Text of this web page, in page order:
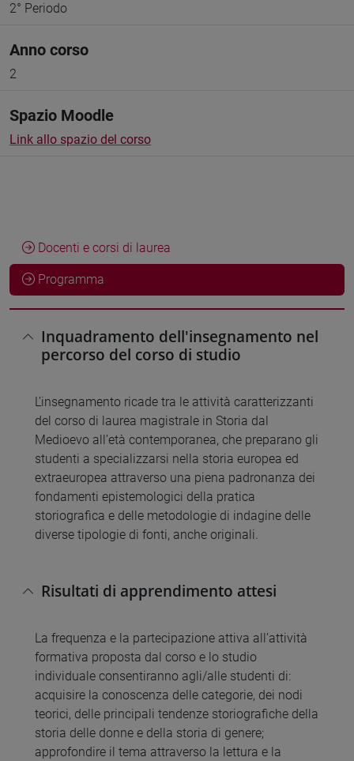
2° Periodo
Anno corso
2
Spazio Moodle
Link allo spazio del corso
Docenti e corsi di laurea
Programma
Inquadramento dell'insegnamento nel
percorso del corso di studio
L’insegnamento ricade tra le attività caratterizzanti
del corso di laurea magistrale in Storia dal
Medioevo all’età contemporanea, che preparano gli
studenti a specializzarsi nella storia europea ed
extraeuropea attraverso una piena padronanza dei
fondamenti epistemologici della pratica
storiografica e delle metodologie di indagine delle
diverse tipologie di fonti, anche originali.
Risultati di apprendimento attesi
La frequenza e la partecipazione attiva all’attività
formativa proposta dal corso e lo studio
individuale consentiranno agli/alle studenti di:
acquisire la conoscenza delle categorie, dei nodi
teorici, delle principali tendenze storiografiche della
storia delle donne e della storia di genere;
approfondire il tema attraverso la lettura e la